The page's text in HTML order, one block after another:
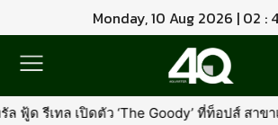
Monday, 10 Aug 2026 | 02 :
ที่ท็อปส์ สาขาแรก ณ เซ็นทรัล นอร์ทวิล